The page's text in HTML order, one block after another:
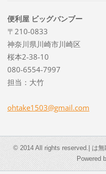
便利屋 ビッグバンブー
〒210-0833
神奈川県川崎市川崎区
桜本2-38-10
080-6554-7997
担当：大竹
ohtake1503@gmail.com
© 2014 All rights reserved.| は
Powered